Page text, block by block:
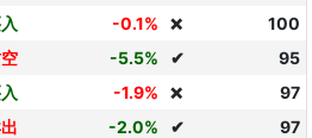
-0.1% ❌
100
-5.5% ✔
95
-1.9% ❌
97
-2.0% ✔
97